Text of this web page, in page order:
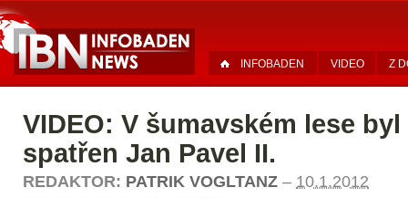
INFOBADEN VIDEO Z
VIDEO: V šumavském lese
spatřen Jan Pavel II.
REDAKTOR: PATRIK VOGLTANZ – 10.1.2012